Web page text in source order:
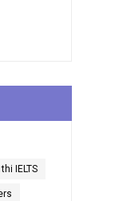
IELTS